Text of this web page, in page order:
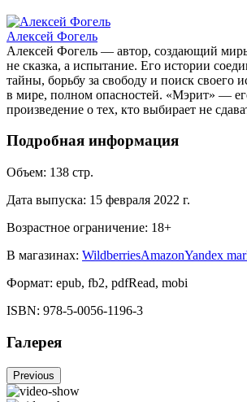
Алексей Фогель
Алексей Фогель — автор, создающий
не сказка, а испытание. Его истории
тайны, борьбу за свободу и поиск своего
в мире, полном опасностей. «Мэрит» —
произведение о тех, кто выбирает не
Подробная информация
Объем: 138 стр.
Дата выпуска: 15 февраля 2022 г.
Возрастное ограничение: 18+
В магазинах: WildberriesAmazonYandex
Формат: epub, fb2, pdfRead, mobi
ISBN: 978-5-0056-1196-3
Галерея
Previous